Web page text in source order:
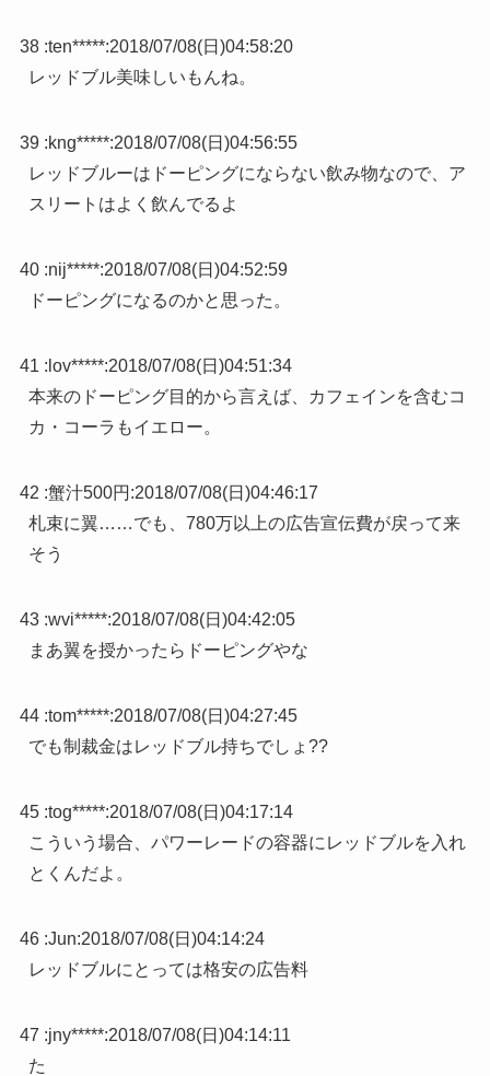
38 :ten*****:2018/07/08(日)04:58:20
レッドブル美味しいもんね。
39 :kng*****:2018/07/08(日)04:56:55
レッドブルーはドーピングにならない飲み物なので、ア
スリートはよく飲んでるよ
40 :nij*****:2018/07/08(日)04:52:59
ドーピングになるのかと思った。
41 : lov*****:2018/07/08(日)04:51:34
本来のドーピング目的から言えば、カフェインを含むコ
カ・コーラもイエロー。
42 :蟹汁500円 :2018/07/08(日)04:46:17
札束に翼……でも、780万以上の広告宣伝費が戻って来
そう
43 :wvi*****:2018/07/08(日)04:42:05
まあ翼を授かったらドーピングやな
44 :tom*****:2018/07/08(日)04:27:45
でも制裁金はレッドブル持ちでしょ??
45 :tog*****:2018/07/08(日)04:17:14
こういう場合、パワーレードの容器にレッドブルを入れ
とくんだよ。
46 :Jun:2018/07/08(日)04:14:24
レッドブルにとっては格安の広告料
47 :jny*****:2018/07/08(日)04:14:11
た